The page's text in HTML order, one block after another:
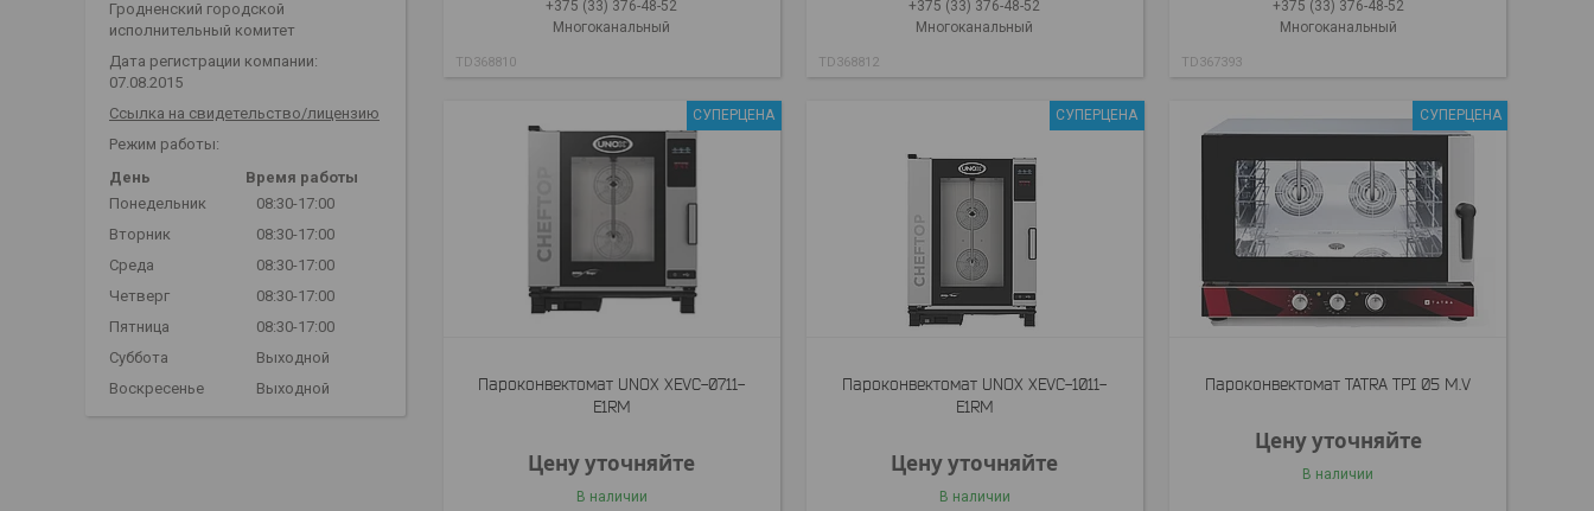
+375 (33) 376-48-52
Многоканальный
TD368810
+375 (33) 376-48-52
Многоканальный
TD368812
+375 (33) 376-48-52
Многоканальный
TD367393
СУПЕРЦЕНА
Пароконвектомат UNOX XEVC-0711-
E1RM
Цену уточняйте
В наличии
СУПЕРЦЕНА
Пароконвектомат UNOX XEVC-1011-
E1RM
Цену уточняйте
В наличии
СУПЕРЦЕНА
Пароконвектомат TATRA TPI 05 M.V
Цену уточняйте
В наличии
Гродненский городской
исполнительный комитет
Дата регистрации компании:
07.08.2015
Ссылка на свидетельство/лицензию
Режим работы:
День
Время работы
Понедельник
08:30-17:00
Вторник
08:30-17:00
Среда
08:30-17:00
Четверг
08:30-17:00
Пятница
08:30-17:00
Суббота
Выходной
Воскресенье
Выходной